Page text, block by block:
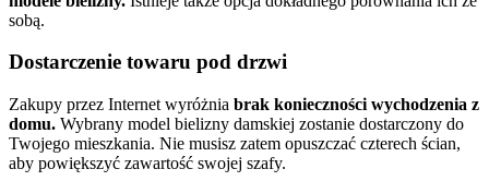
sobą.
Dostarczenie towaru pod drzwi
Zakupy przez Internet wyróżnia brak konieczności wychodzenia z
domu. Wybrany model bielizny damskiej zostanie dostarczony do
Twojego mieszkania. Nie musisz zatem opuszczać czterech ścian,
aby powiększyć zawartość swojej szafy.